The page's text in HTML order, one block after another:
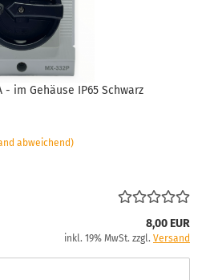
im Ge­häu­se IP65 Schwarz
abweichend)
8,00 EUR
inkl. 19% MwSt. zzgl. Versand